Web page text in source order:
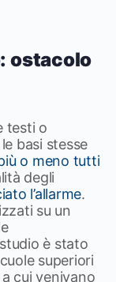
ostacolo
testi o
basi stesse
o meno tutti
degli
l’allarme.
su un
è stato
superiori
cui venivano